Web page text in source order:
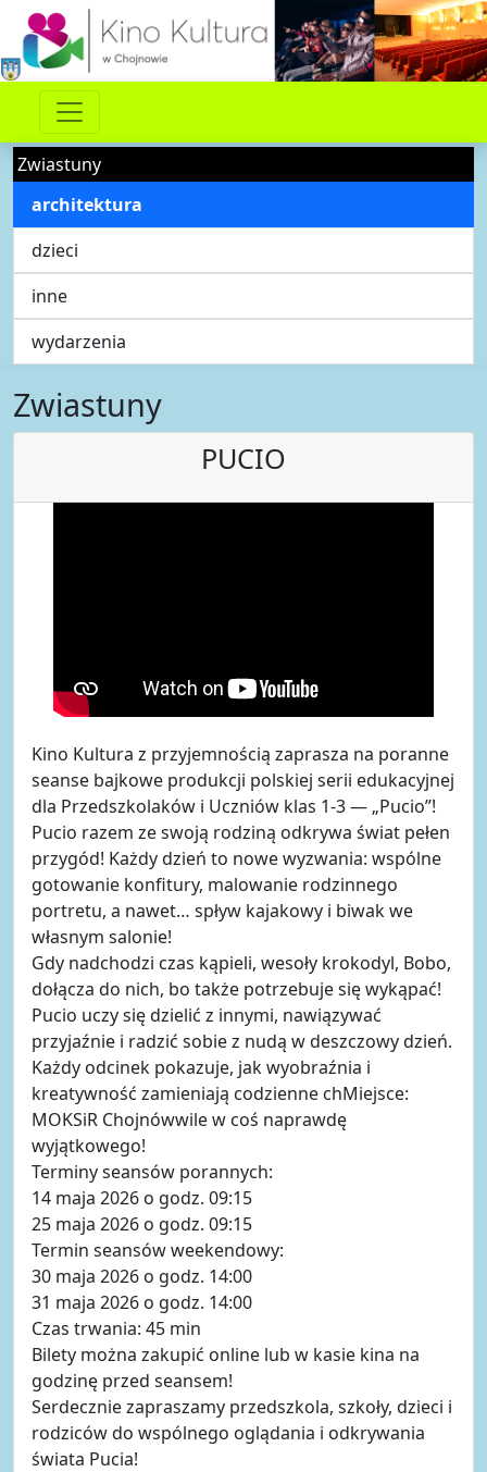
Zwiastuny
architektura
dzieci
inne
wydarzenia
Zwiastuny
PUCIO
Kino Kultura z przyjemnością zaprasza na poranne
seanse bajkowe produkcji polskiej serii edukacyjnej
dla Przedszkolaków i Uczniów klas 1-3 — „Pucio”!
Pucio razem ze swoją rodziną odkrywa świat pełen
przygód! Każdy dzień to nowe wyzwania: wspólne
gotowanie konfitury, malowanie rodzinnego
portretu, a nawet… spływ kajakowy i biwak we
własnym salonie!
Gdy nadchodzi czas kąpieli, wesoły krokodyl, Bobo,
dołącza do nich, bo także potrzebuje się wykąpać!
Pucio uczy się dzielić z innymi, nawiązywać
przyjaźnie i radzić sobie z nudą w deszczowy dzień.
Każdy odcinek pokazuje, jak wyobraźnia i
kreatywność zamieniają codzienne chMiejsce:
MOKSiR Chojnówwile w coś naprawdę
wyjątkowego!
Terminy seansów porannych:
14 maja 2026 o godz. 09:15
25 maja 2026 o godz. 09:15
Termin seansów weekendowy:
30 maja 2026 o godz. 14:00
31 maja 2026 o godz. 14:00
Czas trwania: 45 min
Bilety można zakupić online lub w kasie kina na
godzinę przed seansem!
Serdecznie zapraszamy przedszkola, szkoły, dzieci i
rodziców do wspólnego oglądania i odkrywania
świata Pucia!